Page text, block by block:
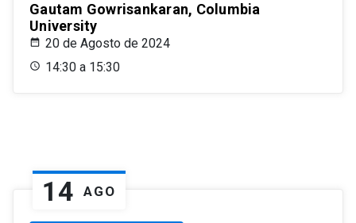
Gautam Gowrisankaran, Columbia
University
20 de Agosto de 2024
14:30 a 15:30
14 AGO